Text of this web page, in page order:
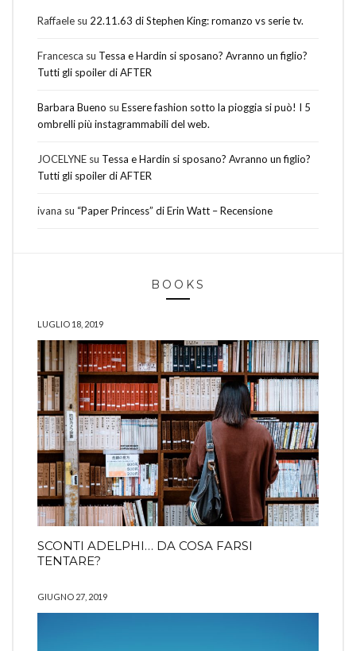
Raffaele su 22.11.63 di Stephen King: romanzo vs serie tv.
Francesca su Tessa e Hardin si sposano? Avranno un figlio?
Tutti gli spoiler di AFTER
Barbara Bueno su Essere fashion sotto la pioggia si può! I 5
ombrelli più instagrammabili del web.
JOCELYNE su Tessa e Hardin si sposano? Avranno un figlio?
Tutti gli spoiler di AFTER
ivana su “Paper Princess” di Erin Watt – Recensione
BOOKS
LUGLIO 18, 2019
SCONTI ADELPHI… DA COSA FARSI
TENTARE?
GIUGNO 27, 2019